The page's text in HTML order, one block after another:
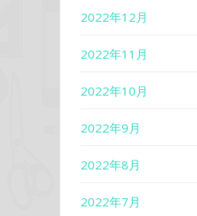
2022年12月
2022年11月
2022年10月
2022年9月
2022年8月
2022年7月